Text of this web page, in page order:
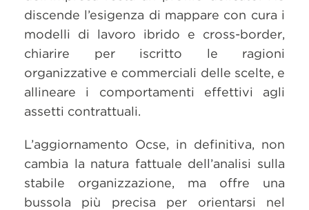
discende l’esigenza di mappare con cura i
modelli di lavoro ibrido e cross-border,
chiarire per iscritto le ragioni
organizzative e commerciali delle scelte, e
allineare i comportamenti effettivi agli
assetti contrattuali.
L’aggiornamento Ocse, in definitiva, non
cambia la natura fattuale dell’analisi sulla
stabile organizzazione, ma offre una
bussola più precisa per orientarsi nel